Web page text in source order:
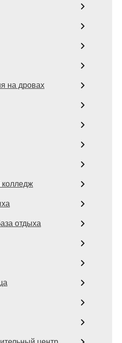
на дровах
колледж
отдыха